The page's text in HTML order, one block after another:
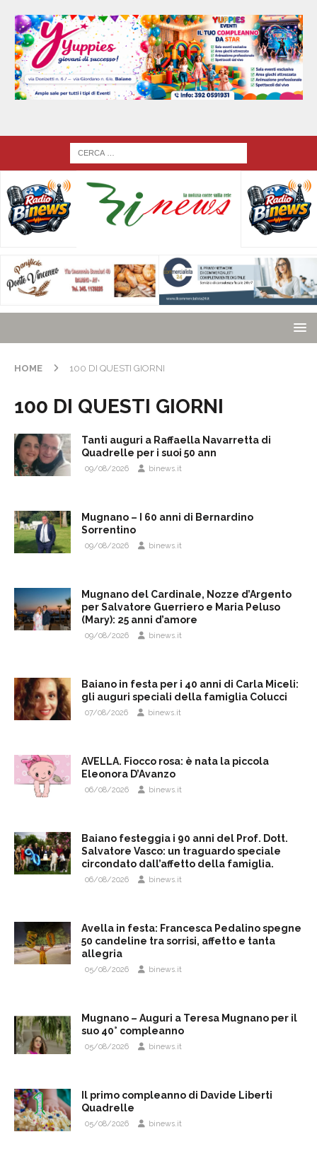
HOME 100 DI QUESTI GIORNI
100 DI QUESTI GIORNI
Tanti auguri a Raffaella Navarretta di
Quadrelle per i suoi 50 ann
09/08/2026 binews.it
Mugnano – I 60 anni di Bernardino
Sorrentino
09/08/2026 binews.it
Mugnano del Cardinale, Nozze d’Argento
per Salvatore Guerriero e Maria Peluso
(Mary): 25 anni d’amore
09/08/2026 binews.it
Baiano in festa per i 40 anni di Carla Miceli:
gli auguri speciali della famiglia Colucci
07/08/2026 binews.it
AVELLA. Fiocco rosa: è nata la piccola
Eleonora D’Avanzo
06/08/2026 binews.it
Baiano festeggia i 90 anni del Prof. Dott.
Salvatore Vasco: un traguardo speciale
circondato dall’affetto della famiglia.
06/08/2026 binews.it
Avella in festa: Francesca Pedalino spegne
50 candeline tra sorrisi, affetto e tanta
allegria
05/08/2026 binews.it
Mugnano – Auguri a Teresa Mugnano per il
suo 40° compleanno
05/08/2026 binews.it
Il primo compleanno di Davide Liberti
Quadrelle
05/08/2026 binews.it